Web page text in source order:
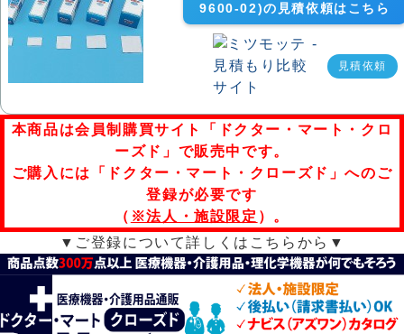
9600-02)の見積依頼はこちら
見積依頼
本商品は会員制購買サイト「ドクター・マート・クロ
ーズド」で販売中です。
ご購入には「ドクター・マート・クローズド」へのご
登録が必要です
（ ※法人・施設限定 ）。
▼ご登録について詳しくはこちらから▼